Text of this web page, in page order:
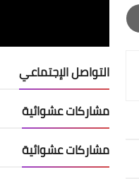
التواصل الإجتماعي
مشاركات عشوائية
مشاركات عشوائية